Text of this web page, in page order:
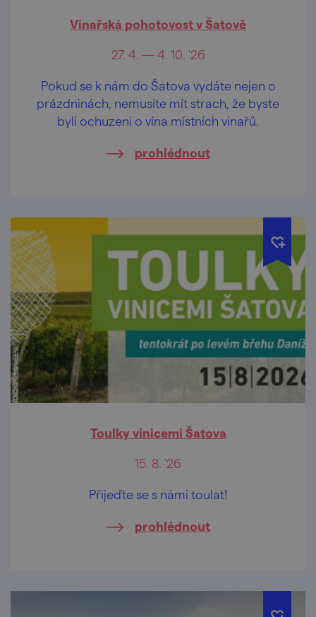
Vinařská pohotovost v Šatově
27. 4. — 4. 10. '26
Pokud se k nám do Šatova vydáte nejen o
prázdninách, nemusíte mít strach, že byste
byli ochuzeni o vína místních vinařů.
prohlédnout
Toulky vinicemi Šatova
15. 8. '26
Přijeďte se s námi toulat!
prohlédnout